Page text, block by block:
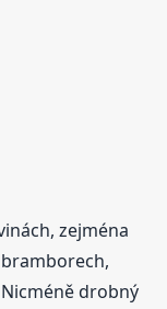
zejména
drobný